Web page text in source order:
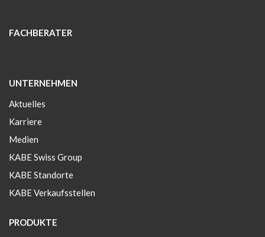
FACHBERATER
UNTERNEHMEN
Aktuelles
Karriere
Medien
KABE Swiss Group
KABE Standorte
KABE Verkaufsstellen
PRODUKTE